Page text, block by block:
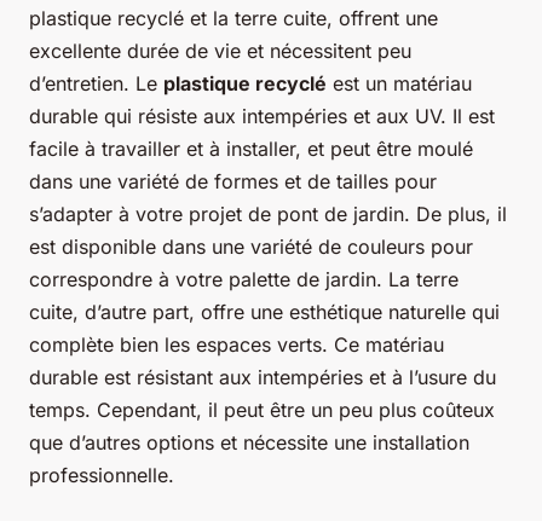
plastique recyclé et la terre cuite, offrent une
excellente durée de vie et nécessitent peu
d’entretien. Le plastique recyclé est un matériau
durable qui résiste aux intempéries et aux UV. Il est
facile à travailler et à installer, et peut être moulé
dans une variété de formes et de tailles pour
s’adapter à votre projet de pont de jardin. De plus, il
est disponible dans une variété de couleurs pour
correspondre à votre palette de jardin. La terre
cuite, d’autre part, offre une esthétique naturelle qui
complète bien les espaces verts. Ce matériau
durable est résistant aux intempéries et à l’usure du
temps. Cependant, il peut être un peu plus coûteux
que d’autres options et nécessite une installation
professionnelle.